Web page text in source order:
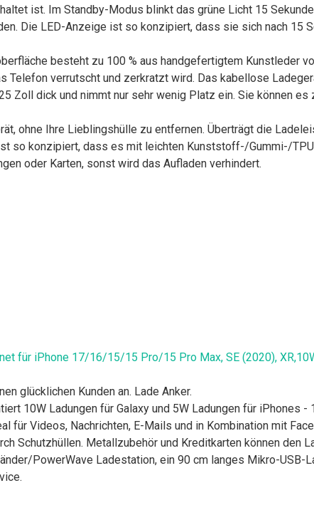
ist. Im Standby-Modus blinkt das grüne Licht 15
Die LED-Anzeige ist so konzipiert, dass sie sich nach 15
besteht zu 100 % aus handgefertigtem Kunstleder
Telefon verrutscht und zerkratzt wird. Das kabellose
Zoll dick und nimmt nur sehr wenig Platz ein. Sie können
ohne Ihre Lieblingshülle zu entfernen. Überträgt die
so konzipiert, dass es mit leichten Kunststoff-/Gummi-/
oder Karten, sonst wird das Aufladen verhindert.
für iPhone 17/16/15/15 Pro/15 Pro Max, SE (2020),
glücklichen Kunden an. Lade Anker.
10W Ladungen für Galaxy und 5W Ladungen für iPhones
für Videos, Nachrichten, E-Mails und in Kombination mit
Schutzhüllen. Metallzubehör und Kreditkarten können den
PowerWave Ladestation, ein 90 cm langes Mikro-USB-